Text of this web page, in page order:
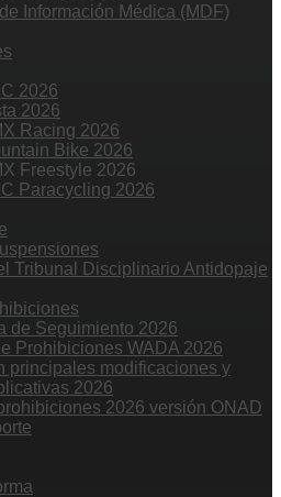
Información Médica (MDF)
2026
2026
Racing 2026
Bike 2026
Freestyle 2026
Paracycling 2026
Tribunal Disciplinario Antidopaje
de Seguimiento 2026
Prohibiciones WADA 2026
principales modificaciones y
2026
2026 versión ONAD